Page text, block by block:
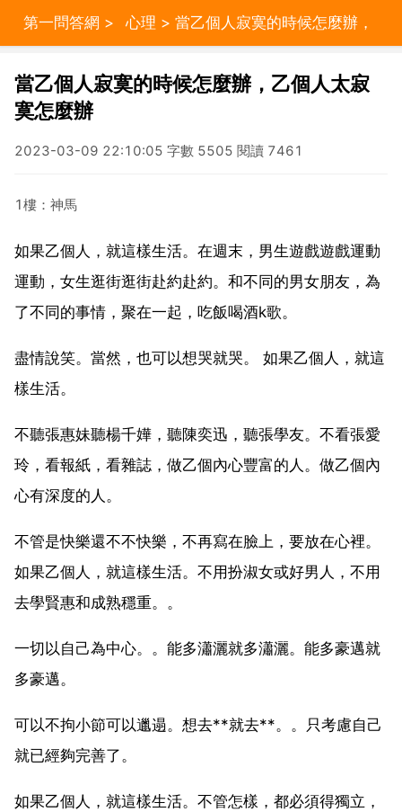
第一問答網 > 心理 > 當乙個人寂寞的時候怎麼辦，
乙個人太寂寞怎麼辦
當乙個人寂寞的時候怎麼辦，乙個人太寂
寞怎麼辦
2023-03-09 22:10:05 字數 5505 閱讀 7461
1樓：神馬
如果乙個人，就這樣生活。在週末，男生遊戲遊戲運動
運動，女生逛街逛街赴約赴約。和不同的男女朋友，為
了不同的事情，聚在一起，吃飯喝酒k歌。
盡情說笑。當然，也可以想哭就哭。 如果乙個人，就這
樣生活。
不聽張惠妹聽楊千嬅，聽陳奕迅，聽張學友。不看張愛
玲，看報紙，看雜誌，做乙個內心豐富的人。做乙個內
心有深度的人。
不管是快樂還不不快樂，不再寫在臉上，要放在心裡。
如果乙個人，就這樣生活。不用扮淑女或好男人，不用
去學賢惠和成熟穩重。。
一切以自己為中心。。能多瀟灑就多瀟灑。能多豪邁就
多豪邁。
可以不拘小節可以邋遢。想去**就去**。。只考慮自己
就已經夠完善了。
如果乙個人，就這樣生活。不管怎樣，都必須得獨立，